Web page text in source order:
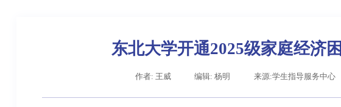
东北大学开通2025级家庭经济
作者: 王威 编辑: 杨明 来源:学生指导服务中心